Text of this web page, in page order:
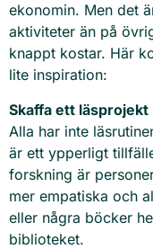
ekonomin. Men det
aktiviteter än på
knappt kostar. Här
lite inspiration:
Skaffa ett läsprojekt
Alla har inte
är ett ypperligt
forskning är
mer empatiska och
eller några böcker
biblioteket.